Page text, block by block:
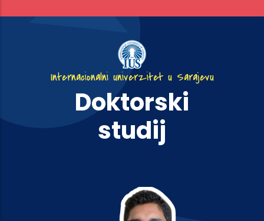
Internacionalni univerzitet u Sarajevu
Doktorski
studij